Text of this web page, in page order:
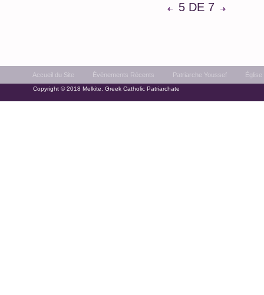
5 DE 7
Accueil du Site Évènements Récents Patriarche Youssef
Copyright © 2018 Melkite. Greek Catholic Patriarchate